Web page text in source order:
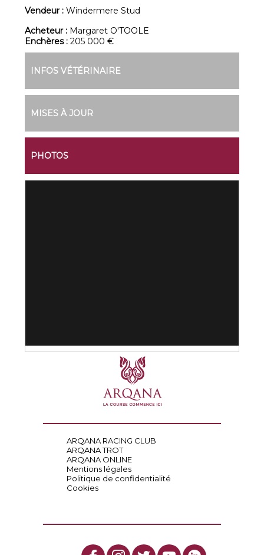
Vendeur :Windermere Stud
Acheteur : Margaret O'TOOLE
Enchères :205 000 €
INFOS VÉTÉRINAIRE
MISES À JOUR
PHOTOS
ARQANA RACING CLUB
ARQANA TROT
ARQANA ONLINE
Mentions légales
Politique de confidentialité
Cookies